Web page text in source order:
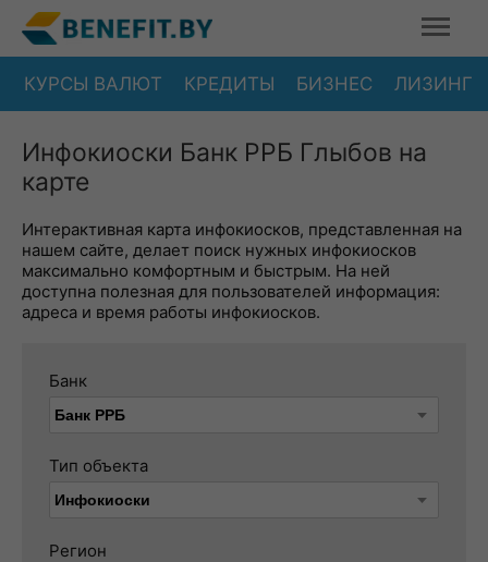
КУРСЫ ВАЛЮТ КРЕДИТЫ БИЗНЕС ЛИЗИНГ
Инфокиоски Банк РРБ Глыбов на
карте
Интерактивная карта инфокиосков, представленная на
нашем сайте, делает поиск нужных инфокиосков
максимально комфортным и быстрым. На ней
доступна полезная для пользователей информация:
адреса и время работы инфокиосков.
Банк
Тип объекта
Регион